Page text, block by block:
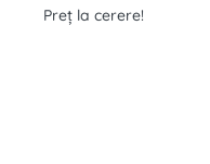
Preț la cerere!